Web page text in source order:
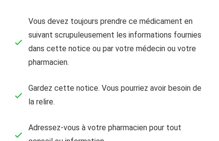
Vous devez toujours prendre ce médicament en
suivant scrupuleusement les informations fournies
dans cette notice ou par votre médecin ou votre
pharmacien.
Gardez cette notice. Vous pourriez avoir besoin de
la relire.
Adressez-vous à votre pharmacien pour tout